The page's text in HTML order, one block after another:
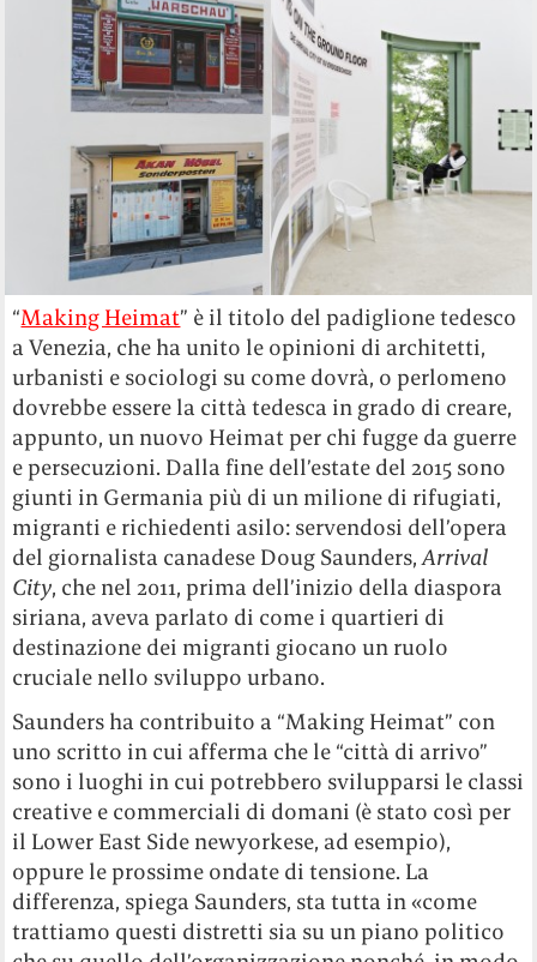
“Making Heimat” è il titolo del padiglione tedesco
a Venezia, che ha unito le opinioni di architetti,
urbanisti e sociologi su come dovrà, o perlomeno
dovrebbe essere la città tedesca in grado di creare,
appunto, un nuovo Heimat per chi fugge da guerre
e persecuzioni. Dalla fine dell’estate del 2015 sono
giunti in Germania più di un milione di rifugiati,
migranti e richiedenti asilo: servendosi dell’opera
del giornalista canadese Doug Saunders,Arrival
City, che nel 2011, prima dell’inizio della diaspora
siriana, aveva parlato di come i quartieri di
destinazione dei migranti giocano un ruolo
cruciale nello sviluppo urbano.
Saunders ha contribuito a “Making Heimat” con
uno scritto in cui afferma che le “città di arrivo”
sono i luoghi in cui potrebbero svilupparsi le classi
creative e commerciali di domani (è stato così per
il Lower East Side newyorkese, ad esempio),
oppure le prossime ondate di tensione. La
differenza, spiega Saunders, sta tutta in «come
trattiamo questi distretti sia su un piano politico